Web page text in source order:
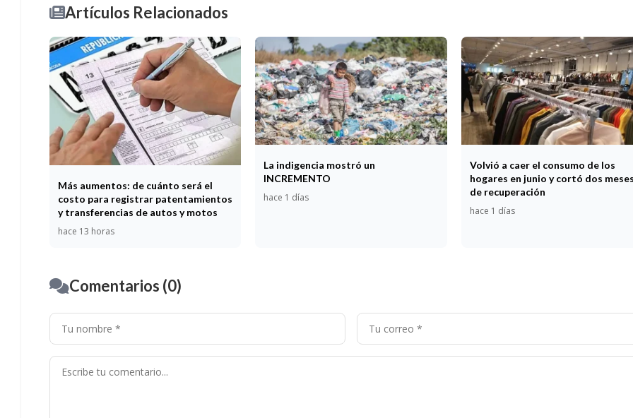
Artículos Relacionados
Más aumentos: de cuánto será el
costo para registrar patentamientos
y transferencias de autos y motos
hace 13 horas
La indigencia mostró un
INCREMENTO
hace 1 días
Volvió a caer el consumo de los
hogares en junio y cortó dos
de recuperación
hace 1 días
Comentarios (0)